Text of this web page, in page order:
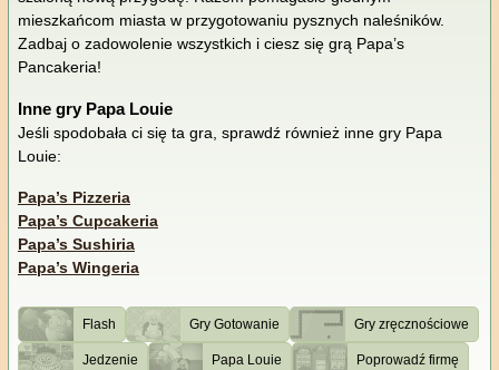
mieszkańcom miasta w przygotowaniu pysznych naleśników.
Zadbaj o zadowolenie wszystkich i ciesz się grą Papa’s
Pancakeria!
Inne gry Papa Louie
Jeśli spodobała ci się ta gra, sprawdź również inne gry Papa
Louie:
Papa’s Pizzeria
Papa’s Cupcakeria
Papa’s Sushiria
Papa’s Wingeria
Flash Gry Gotowanie Gry zręcznościowe
Jedzenie Papa Louie Poprowadź firmę